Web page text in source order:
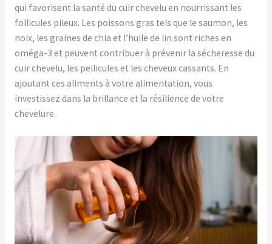
qui favorisent la santé du cuir chevelu en nourrissant les
follicules pileux. Les poissons gras tels que le saumon, les
noix, les graines de chia et l’huile de lin sont riches en
oméga-3 et peuvent contribuer à prévenir la sécheresse du
cuir chevelu, les pellicules et les cheveux cassants. En
ajoutant ces aliments à votre alimentation, vous
investissez dans la brillance et la résilience de votre
chevelure.